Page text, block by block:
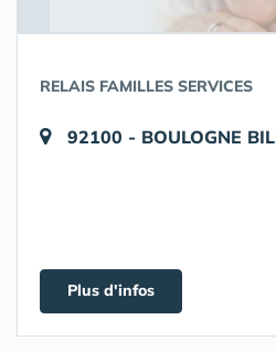
RELAIS FAMILLES SERVICES
92100 - BOULOGNE
Plus d'infos